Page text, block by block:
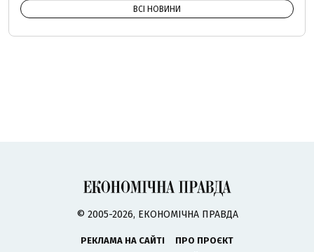
ВСІ НОВИНИ
© 2005-2026, ЕКОНОМІЧНА ПРАВДА
РЕКЛАМА НА САЙТІ
ПРО ПРОЄКТ